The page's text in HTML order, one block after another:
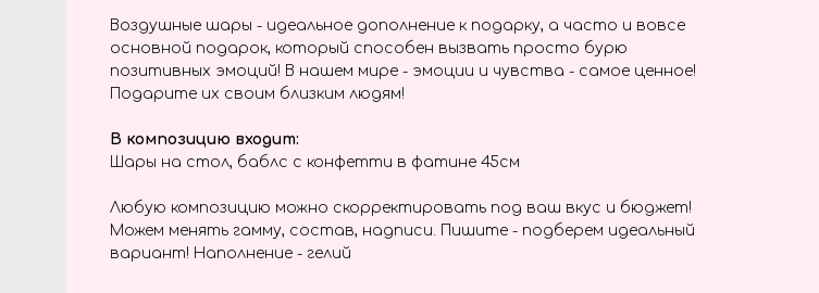
Воздушные шары - идеальное дополнение к подарку, а часто и вовсе
основной подарок, который способен вызвать просто бурю
позитивных эмоций! В нашем мире - эмоции и чувства - самое ценное!
Подарите их своим близким людям!
В композицию входит:
Шары на стол, баблс с конфетти в фатине 45см
Любую композицию можно скорректировать под ваш вкус и бюджет!
Можем менять гамму, состав, надписи. Пишите - подберем идеальный
вариант! Наполнение - гелий